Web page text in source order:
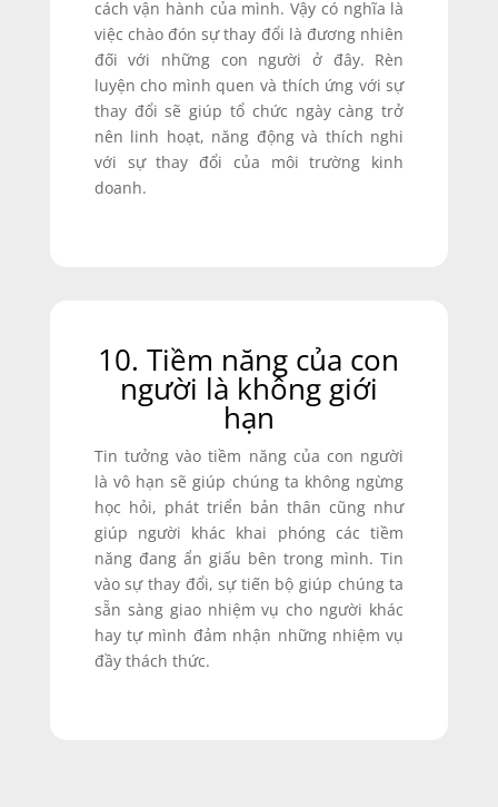
cách vận hành của mình. Vậy có nghĩa là
việc chào đón sự thay đổi là đương nhiên
đối với những con người ở đây. Rèn
luyện cho mình quen và thích ứng với sự
thay đổi sẽ giúp tổ chức ngày càng trở
nên linh hoạt, năng động và thích nghi
với sự thay đổi của môi trường kinh
doanh.
10. Tiềm năng của con
người là không giới
hạn
Tin tưởng vào tiềm năng của con người
là vô hạn sẽ giúp chúng ta không ngừng
học hỏi, phát triển bản thân cũng như
giúp người khác khai phóng các tiềm
năng đang ẩn giấu bên trong mình. Tin
vào sự thay đổi, sự tiến bộ giúp chúng ta
sẵn sàng giao nhiệm vụ cho người khác
hay tự mình đảm nhận những nhiệm vụ
đầy thách thức.